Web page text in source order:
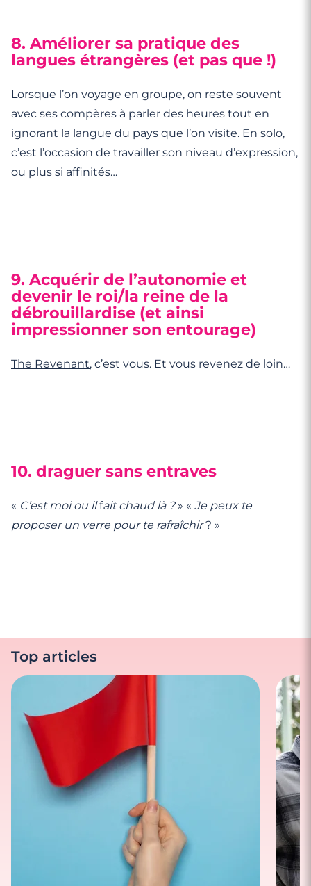
8. Améliorer sa pratique des
langues étrangères (et pas que !)
Lorsque l’on voyage en groupe, on reste souvent
avec ses compères à parler des heures tout en
ignorant la langue du pays que l’on visite. En solo,
c’est l’occasion de travailler son niveau d’expression,
ou plus si affinités…
9. Acquérir de l’autonomie et
devenir le roi/la reine de la
débrouillardise (et ainsi
impressionner son entourage)
The Revenant, c’est vous. Et vous revenez de loin…
10. draguer sans entraves
« C’est moi ou ilfait chaud là ?» « Je peux te
proposer un verre pour te rafraîchir? »
Top articles